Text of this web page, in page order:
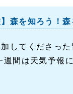
森を知ろう！
してくださっ
週間は天気予報